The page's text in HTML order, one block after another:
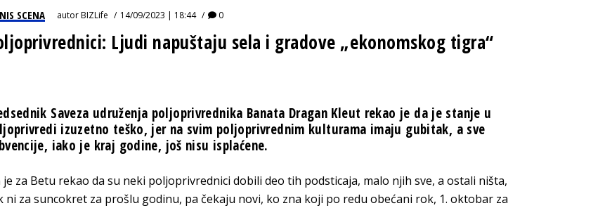
SCENA autorBIZLife 14/09/2023 | 18:44 0
Ljudi napuštaju sela i gradove „ekonomskog tigra“
Saveza udruženja poljoprivrednika Banata Dragan Kleut rekao je da je stanje u
izuzetno teško, jer na svim poljoprivrednim kulturama imaju gubitak, a sve
iako je kraj godine, još nisu isplaćene.
je za Betu rekao da su neki poljoprivrednici dobili deo tih podsticaja, malo njih sve, a ostali ništa,
ni za suncokret za prošlu godinu, pa čekaju novi, ko zna koji po redu obećani rok, 1. oktobar za